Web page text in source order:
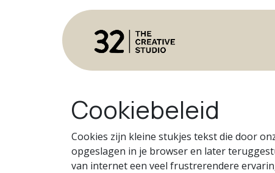
Overslaan naar inhoud
Cookiebeleid
Cookies zijn kleine stukjes tekst die door
opgeslagen in je browser en later
van internet een veel frustrerendere